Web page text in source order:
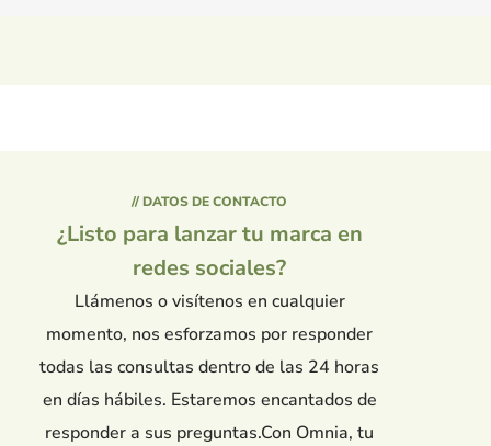
// DATOS DE CONTACTO
¿Listo para lanzar tu marca en
redes sociales?
Llámenos o visítenos en cualquier
momento, nos esforzamos por responder
todas las consultas dentro de las 24 horas
en días hábiles. Estaremos encantados de
responder a sus preguntas.Con Omnia, tu